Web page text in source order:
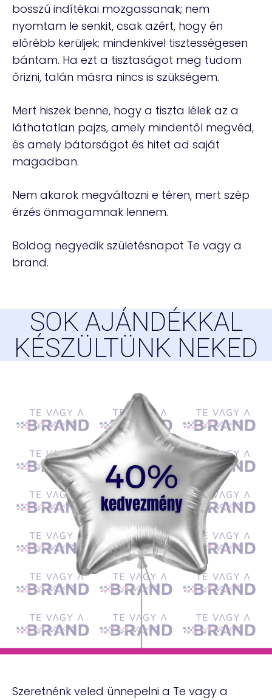
bosszú indítékai mozgassanak; nem
nyomtam le senkit, csak azért, hogy én
előrébb kerüljek; mindenkivel tisztességesen
bántam. Ha ezt a tisztaságot meg tudom
őrizni, talán másra nincs is szükségem.
Mert hiszek benne, hogy a tiszta lélek az a
láthatatlan pajzs, amely mindentől megvéd,
és amely bátorságot és hitet ad saját
magadban.
Nem akarok megváltozni e téren, mert szép
érzés önmagamnak lennem.
Boldog negyedik születésnapot Te vagy a
brand.
SOK AJÁNDÉKKAL
KÉSZÜLTÜNK NEKED
Szeretnénk veled ünnepelni a Te vagy a